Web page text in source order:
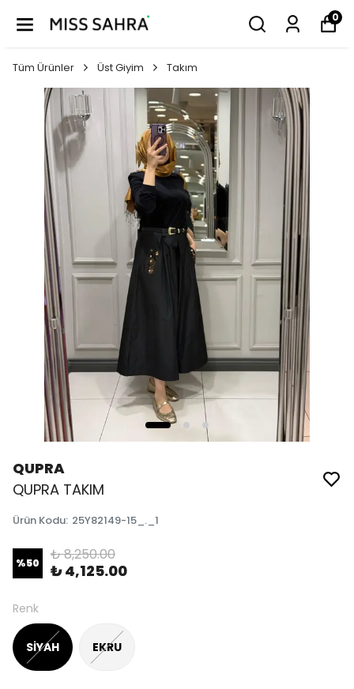
0
Tüm Ürünler Üst Giyim Takım
QUPRA
QUPRA TAKIM
Ürün Kodu: 25Y82149-15_._1
%50 ₺ 8,250.00
₺ 4,125.00
Renk
SİYAH EKRU